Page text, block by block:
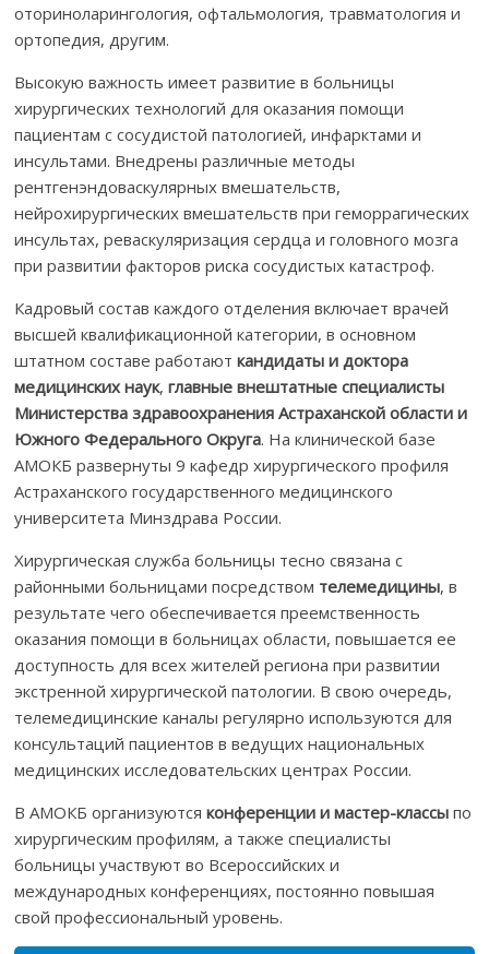
оториноларингология, офтальмология, травматология и
ортопедия, другим.
Высокую важность имеет развитие в больницы
хирургических технологий для оказания помощи
пациентам с сосудистой патологией, инфарктами и
инсультами. Внедрены различные методы
рентгенэндоваскулярных вмешательств,
нейрохирургических вмешательств при геморрагических
инсультах, реваскуляризация сердца и головного мозга
при развитии факторов риска сосудистых катастроф.
Кадровый состав каждого отделения включает врачей
высшей квалификационной категории, в основном
штатном составе работаюткандидаты и доктора
медицинских наук,главные внештатные специалисты
Министерства здравоохранения Астраханской области и
Южного Федерального Округа. На клинической базе
АМОКБ развернуты 9 кафедр хирургического профиля
Астраханского государственного медицинского
университета Минздрава России.
Хирургическая служба больницы тесно связана с
районными больницами посредством телемедицины, в
результате чего обеспечивается преемственность
оказания помощи в больницах области, повышается ее
доступность для всех жителей региона при развитии
экстренной хирургической патологии. В свою очередь,
телемедицинские каналы регулярно используются для
консультаций пациентов в ведущих национальных
медицинских исследовательских центрах России.
В АМОКБ организуются конференции и мастер-классы по
хирургическим профилям, а также специалисты
больницы участвуют во Всероссийских и
международных конференциях, постоянно повышая
свой профессиональный уровень.